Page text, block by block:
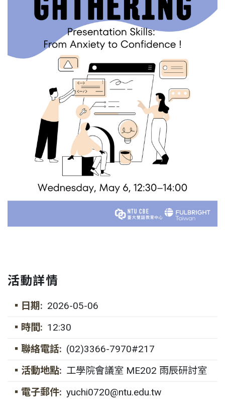
活動詳情
▪日期: 2026-05-06
▪時間: 12:30
▪聯絡電話: (02)3366-7970#217
▪活動地點: 工學院會議室 ME202 雨辰研討室
▪電子郵件: yuchi0720@ntu.edu.tw